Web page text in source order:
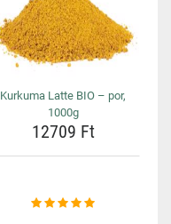
Kurkuma Latte BIO – por,
1000g
12709 Ft